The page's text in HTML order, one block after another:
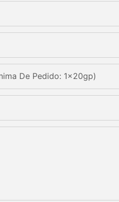
De Pedido: 1x20gp)